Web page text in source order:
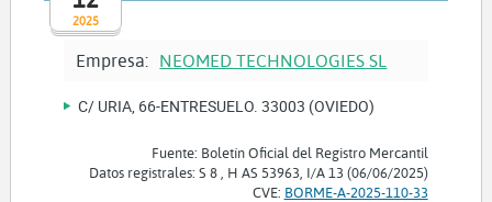
2025
Empresa: NEOMED TECHNOLOGIES SL
C/ URIA, 66-ENTRESUELO. 33003 (OVIEDO)
Fuente: Boletín Oficial del Registro Mercantil
Datos registrales: S 8 , H AS 53963, I/A 13 (06/06/2025)
CVE: BORME-A-2025-110-33